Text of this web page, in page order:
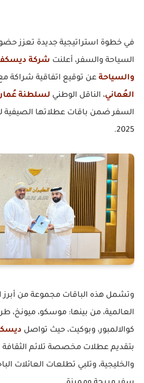
في خطوة استراتيجية جديدة تعزز
السياحة والسفر، أعلنت شركة
والسياحة عن توقيع اتفاقية شراكة
العُماني، الناقل الوطني لسلطنة
السفر ضمن باقات عطلاتها
2025
.
وتشمل هذه الباقات مجموعة من أبرز
العالمية، من بينها: موسكو، ميونخ،
كوالالمبور، وبوكيت، حيث تواصل
بتقديم عطلات مخصصة تلائم الثقافة
والخليجية، وتلبي تطلعات العائلات